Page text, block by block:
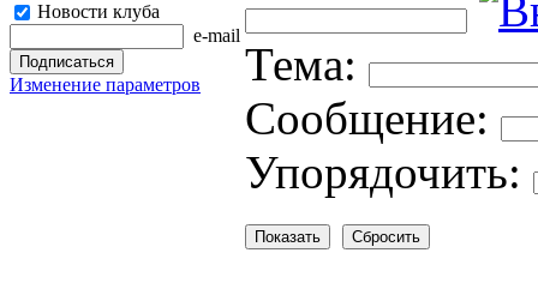
Новости клуба
e-mail
Изменение параметров
Тема:
Cooбщение:
Упорядочить: